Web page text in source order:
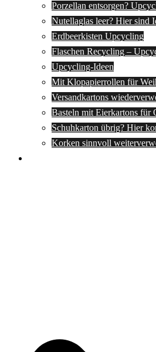
Porzellan entsorgen?
Nutellaglas leer? Hier sind
Erdbeerkisten Upcycling
Flaschen Recycling –
Upcycling-Ideen
Mit Klopapierrollen für
Versandkartons
Basteln mit Eierkartons für
Schuhkarton übrig? Hier
Korken sinnvoll